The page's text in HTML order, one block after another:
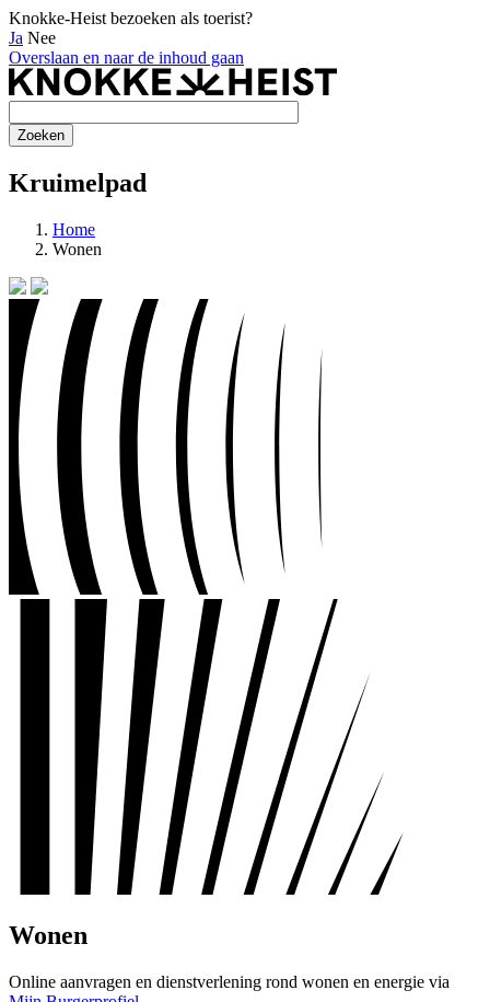
Knokke-Heist bezoeken als toerist?
Ja Nee
Overslaan en naar de inhoud gaan
Kruimelpad
Home
Wonen
Wonen
Online aanvragen en dienstverlening rond wonen en energie via